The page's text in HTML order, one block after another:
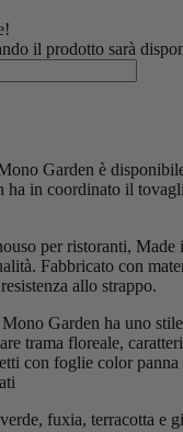
il prodotto sarà
Garden è
in coordinato il
per ristoranti, Made
Fabbricato con
allo strappo.
Garden ha uno
trama floreale,
con foglie color
fuxia, terracotta e